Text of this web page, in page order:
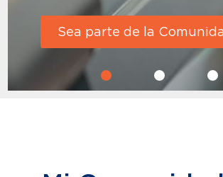
Sea parte de la